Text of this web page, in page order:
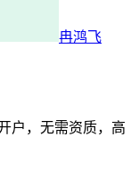
冉鸿飞
户，无需资质，高